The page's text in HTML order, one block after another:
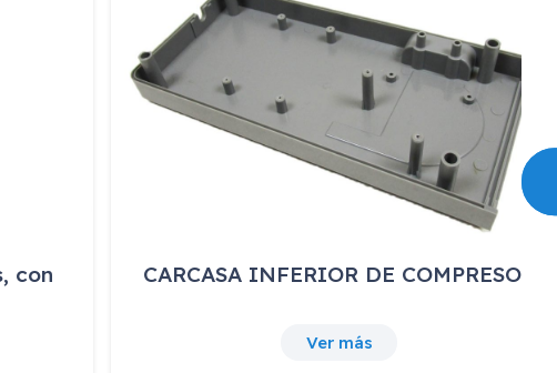
CARCASA INFERIOR DE COMPRESOR
Ver más